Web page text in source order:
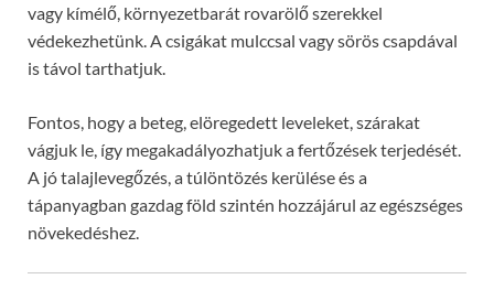
vagy kímélő, környezetbarát rovarölő szerekkel
védekezhetünk. A csigákat mulccsal vagy sörös csapdával
is távol tarthatjuk.
Fontos, hogy a beteg, elöregedett leveleket, szárakat
vágjuk le, így megakadályozhatjuk a fertőzések terjedését.
A jó talajlevegőzés, a túlöntözés kerülése és a
tápanyagban gazdag föld szintén hozzájárul az egészséges
növekedéshez.